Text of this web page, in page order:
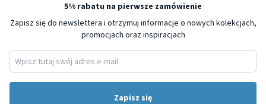
5% rabatu na pierwsze zamówienie
Zapisz się do newslettera i otrzymuj informacje o nowych kolekcjach,
promocjach oraz inspiracjach
Zapisz się